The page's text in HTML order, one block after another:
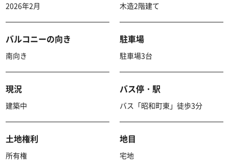
2026年2月 木造2階建て
バルコニーの向き
南向き
駐車場
駐車場3台
現況
建築中
バス停・駅
バス「昭和町東」徒歩3分
土地権利
所有権
地目
宅地